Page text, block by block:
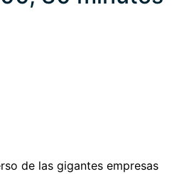
de las gigantes empresas